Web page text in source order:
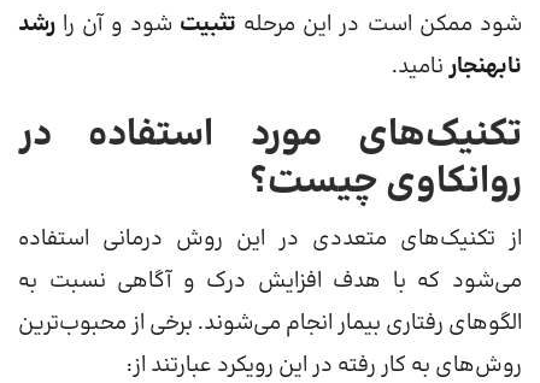
شود ممکن است در این مرحله تثبیت شود و آن را رشد
نابهنجارنامید.
تکنیک‌های مورد استفاده در
روانکاوی چیست؟
از تکنیک‌های متعددی در این روش درمانی استفاده
می‌شود که با هدف افزایش درک و آگاهی نسبت به
الگوهای رفتاری بیمار انجام می‌شوند. برخی از محبوب‌ترین
روش‌های به کار رفته در این رویکرد عبارتند از: